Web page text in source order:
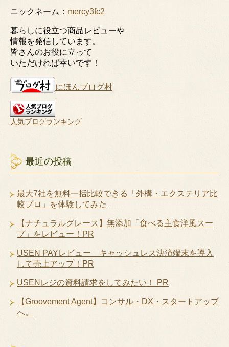
ニックネーム： mercy3fc2
暮らしに役立つ商品レビューや
情報を発信しています。
皆さんのお役に立って
いただければ幸いです！
にほんブログ村
人気ブログランキング
最近の投稿
最大7社を無料一括比較できる「外構・エクステリア比
較プロ」を体験してみた
【ナチュラルグレース】無添加「食べる主食洋風スー
プ」をレビュー！PR
USEN PAYレビュー キャッシュレス決済端末を導入
して売上アップ！PR
USENレジの資料請求をしてみたい！ PR
【Groovement Agent】コンサル・DX・スタートアップ
へ。